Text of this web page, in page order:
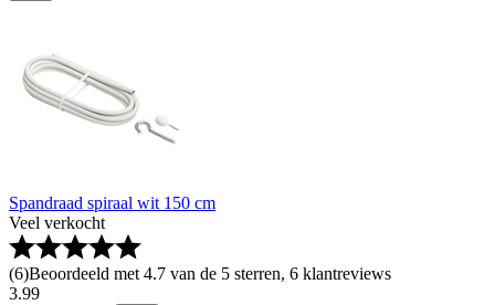
Spandraad spiraal wit 150 cm
Veel verkocht
(6)Beoordeeld met 4.7 van de 5 sterren, 6 klantreviews
3.99